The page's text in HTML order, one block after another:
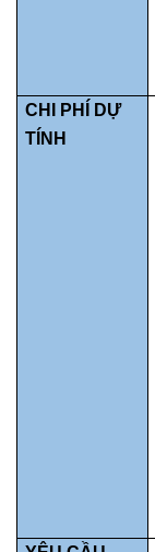
CHI PHÍ DỰ
TÍNH